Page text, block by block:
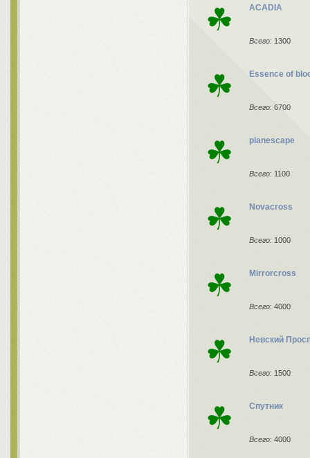
☘ ACADIA
Всего: 1300
☘ Essence of
Всего: 6700
☘ planescape
Всего: 1100
☘ Novacross
Всего: 1000
☘ Mirrorcross
Всего: 4000
☘ Невский
Всего: 1500
☘ Спутник
Всего: 4000